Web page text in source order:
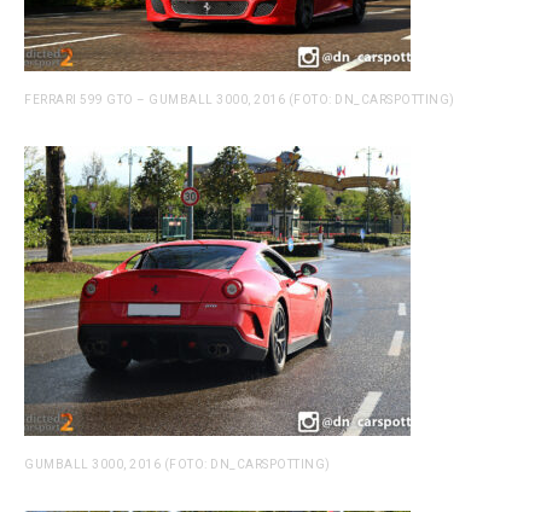
FERRARI 599 GTO – GUMBALL 3000, 2016 (FOTO: DN_CARSPOTTING)
GUMBALL 3000, 2016 (FOTO: DN_CARSPOTTING)